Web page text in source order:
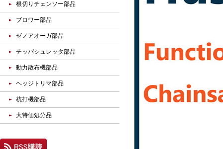
根切りチェンソー部品
ブロワー部品
ゼノアオーガ部品
チッパシュレッタ部品
動力散布機部品
ヘッジトリマ部品
杭打機部品
大特価処分品